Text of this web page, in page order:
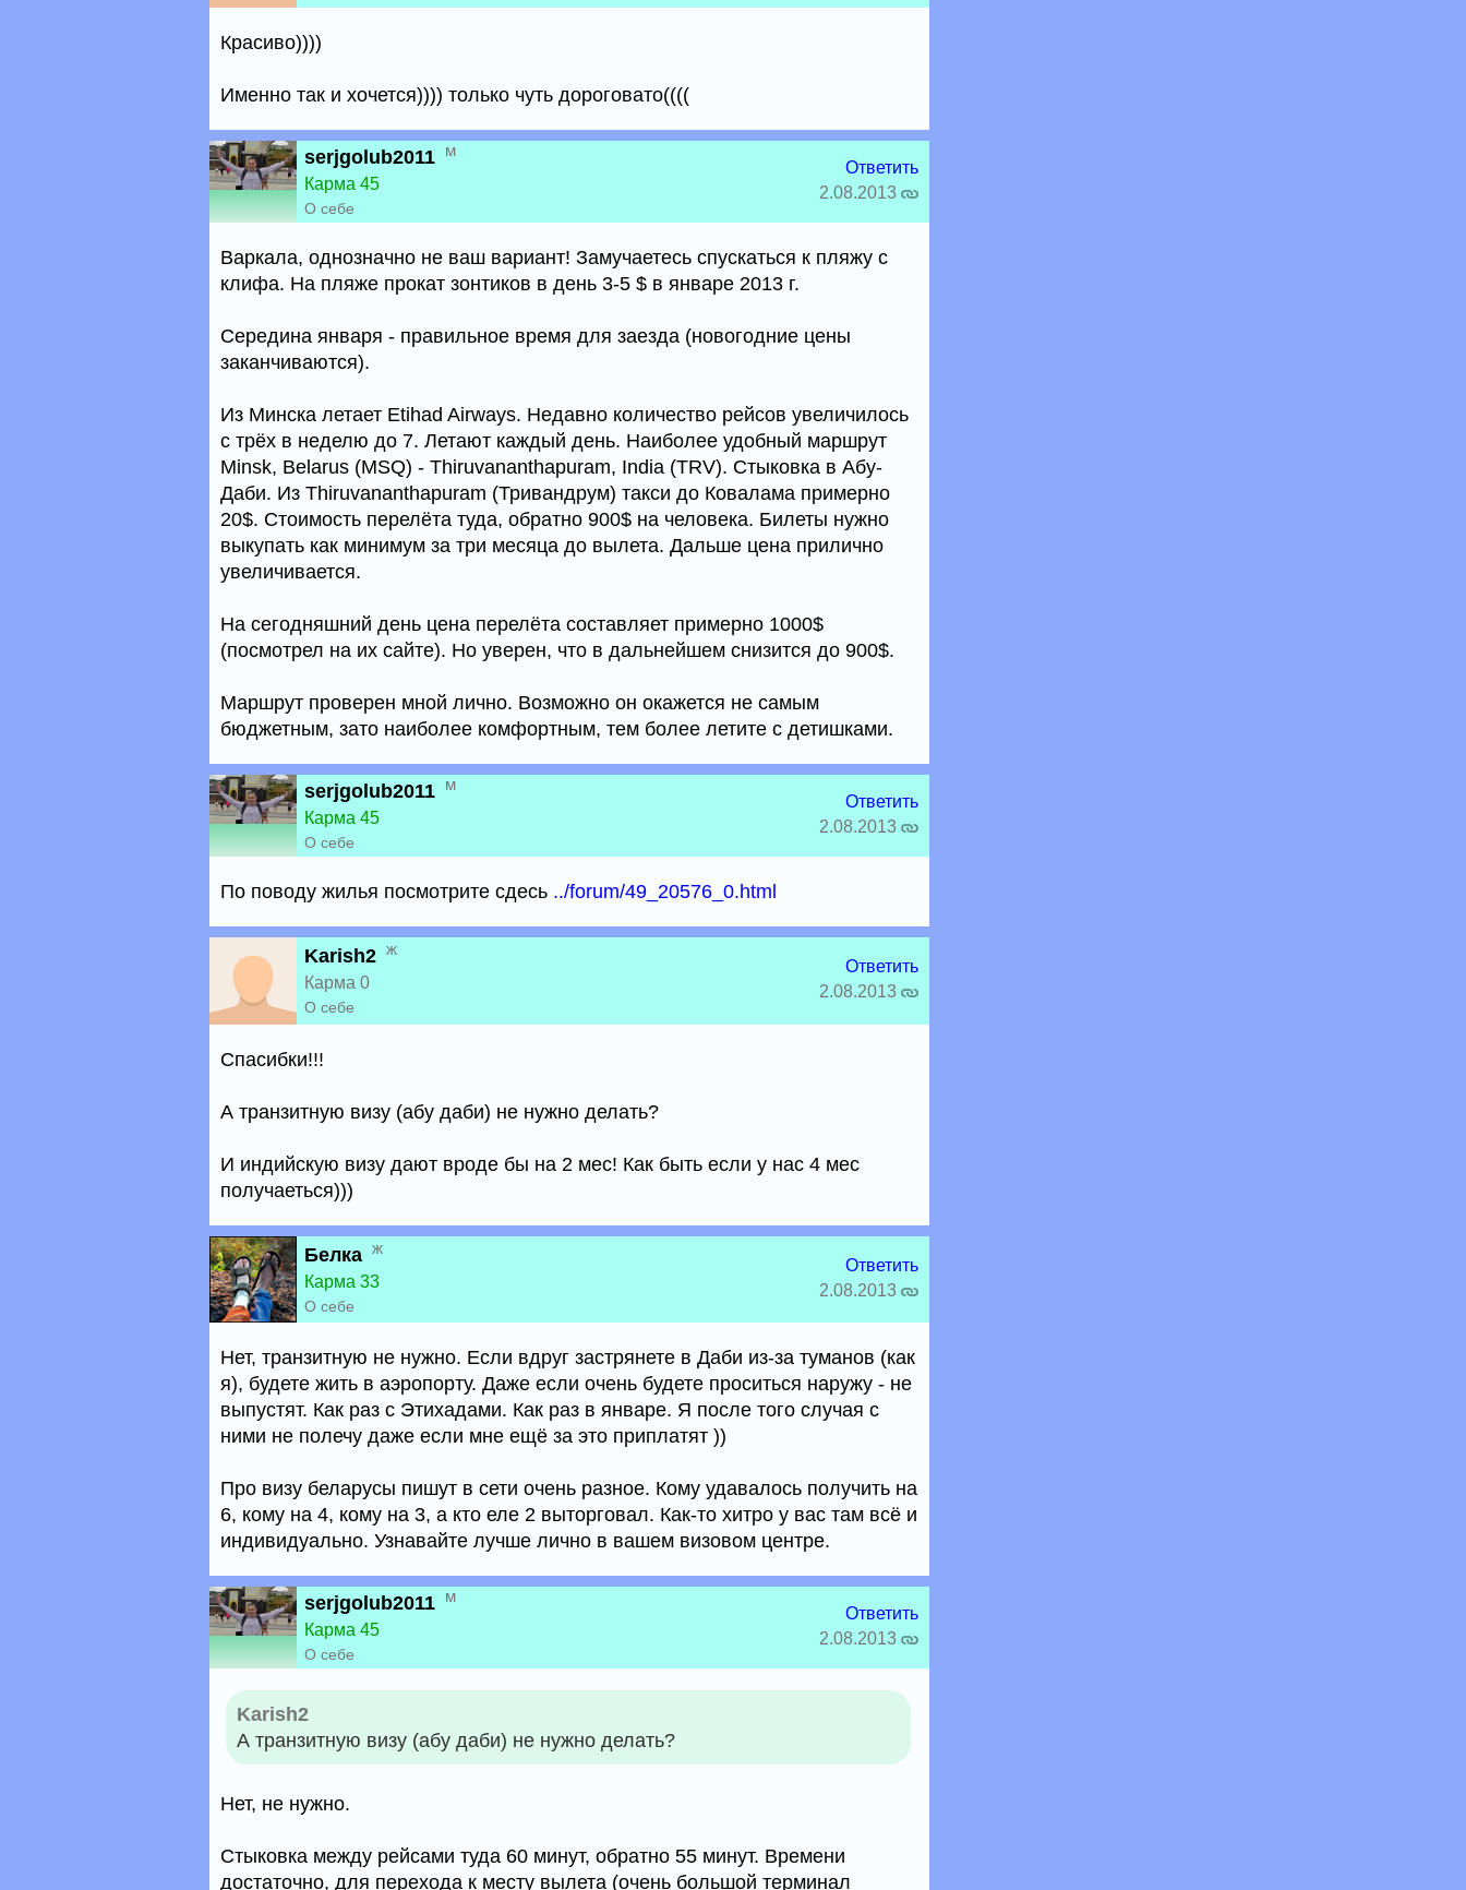
Красиво))))
Именно так и хочется)))) только чуть дороговато((((
serjgolub2011 м
Карма 45
О себе
Ответить
2.08.2013
Варкала, однозначно не ваш вариант! Замучаетесь спускаться к пляжу с
клифа. На пляже прокат зонтиков в день 3-5 $ в январе 2013 г.
Середина января - правильное время для заезда (новогодние цены
заканчиваются).
Из Минска летает Etihad Airways. Недавно количество рейсов увеличилось
с трёх в неделю до 7. Летают каждый день. Наиболее удобный маршрут
Minsk, Belarus (MSQ) - Thiruvananthapuram, India (TRV). Стыковка в Абу-
Даби. Из Thiruvananthapuram (Тривандрум) такси до Ковалама примерно
20$. Стоимость перелёта туда, обратно 900$ на человека. Билеты нужно
выкупать как минимум за три месяца до вылета. Дальше цена прилично
увеличивается.
На сегодняшний день цена перелёта составляет примерно 1000$
(посмотрел на их сайте). Но уверен, что в дальнейшем снизится до 900$.
Маршрут проверен мной лично. Возможно он окажется не самым
бюджетным, зато наиболее комфортным, тем более летите с детишками.
serjgolub2011 м
Карма 45
О себе
Ответить
2.08.2013
По поводу жилья посмотрите сдесь ../forum/49_20576_0.html
Karish2 ж
Карма 0
О себе
Ответить
2.08.2013
Спасибки!!!
А транзитную визу (абу даби) не нужно делать?
И индийскую визу дают вроде бы на 2 мес! Как быть если у нас 4 мес
получаеться)))
Белка ж
Карма 33
О себе
Ответить
2.08.2013
Нет, транзитную не нужно. Если вдруг застрянете в Даби из-за туманов (как
я), будете жить в аэропорту. Даже если очень будете проситься наружу - не
выпустят. Как раз с Этихадами. Как раз в январе. Я после того случая с
ними не полечу даже если мне ещё за это приплатят ))
Про визу беларусы пишут в сети очень разное. Кому удавалось получить на
6, кому на 4, кому на 3, а кто еле 2 выторговал. Как-то хитро у вас там всё и
индивидуально. Узнавайте лучше лично в вашем визовом центре.
serjgolub2011 м
Карма 45
О себе
Ответить
2.08.2013
Karish2
А транзитную визу (абу даби) не нужно делать?
Нет, не нужно.
Стыковка между рейсами туда 60 минут, обратно 55 минут. Времени
достаточно, для перехода к месту вылета (очень большой терминал